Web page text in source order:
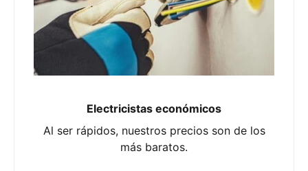
Electricistas económicos
Al ser rápidos, nuestros precios son de los
más baratos.